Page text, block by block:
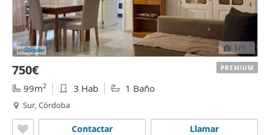
1/1
750€
99m2 3 Hab 1 Baño
Sur, Córdoba
Llamar
Contactar
PREMIUM